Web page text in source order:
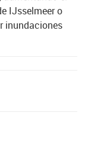
IJsselmeer o
inundaciones